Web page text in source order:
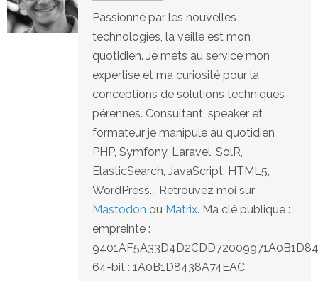
Passionné par les nouvelles
technologies, la veille est mon
quotidien. Je mets au service mon
expertise et ma curiosité pour la
conceptions de solutions techniques
pérennes. Consultant, speaker et
formateur je manipule au quotidien
PHP, Symfony, Laravel, SolR,
ElasticSearch, JavaScript, HTML5,
WordPress... Retrouvez moi sur
Mastodon ou Matrix. Ma clé publique :
empreinte :
64-bit : 1A0B1D8438A74EAC